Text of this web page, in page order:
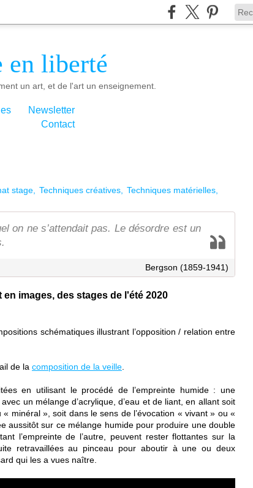
en liberté
un art, et de l'art un enseignement.
Newsletter
Contact
stage Techniques créatives Techniques matérielles
on ne s’attendait pas. Le désordre est un
Bergson (1859-1941)
images, des stages de l'été 2020
schématiques illustrant l’opposition / relation entre
de la composition de la veille
en utilisant le procédé de l’empreinte humide : une
un mélange d’acrylique, d’eau et de liant, en allant soit
minéral », soit dans le sens de l’évocation « vivant » ou «
aussitôt sur ce mélange humide pour produire une double
l’empreinte de l’autre, peuvent rester flottantes sur la
retravaillées au pinceau pour aboutir à une ou deux
qui les a vues naître.